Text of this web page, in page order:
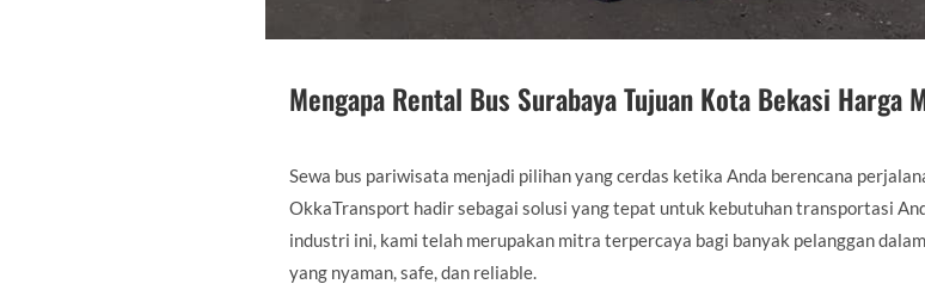
Mengapa Rental Bus Surabaya Tujuan Kota Bekasi Harga
Sewa bus pariwisata menjadi pilihan yang cerdas ketika Anda berencana
OkkaTransport hadir sebagai solusi yang tepat untuk kebutuhan transportasi
industri ini, kami telah merupakan mitra terpercaya bagi banyak pelanggan
yang nyaman, safe, dan reliable.